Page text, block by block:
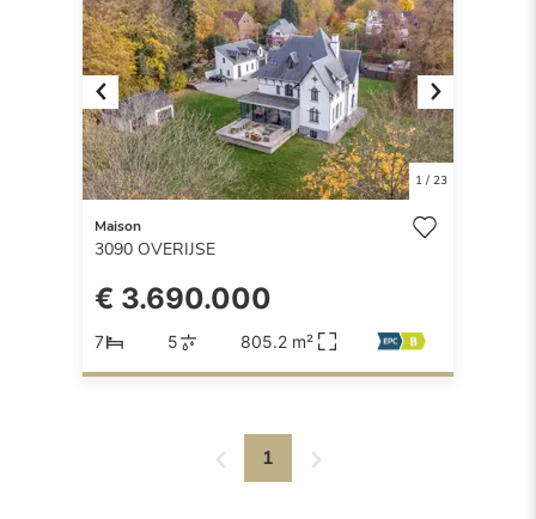
Previous Next
1/ 23
Maison
3090 OVERIJSE
€ 3.690.000
7 5 805.2 m²
1